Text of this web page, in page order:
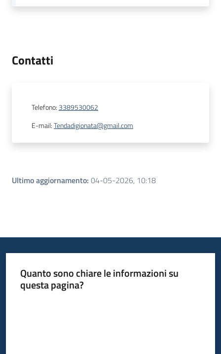
Contatti
Telefono: 3389530062
E-mail:Tendadigionata@gmail.com
Ultimo aggiornamento: 04-05-2026, 10:18
Quanto sono chiare le informazioni su
questa pagina?